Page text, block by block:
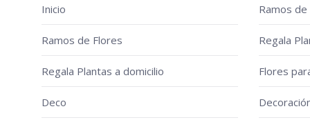
Inicio
Ramos de Flores
Regala Plantas a domicilio
Deco
Ramos de
Regala
Flores